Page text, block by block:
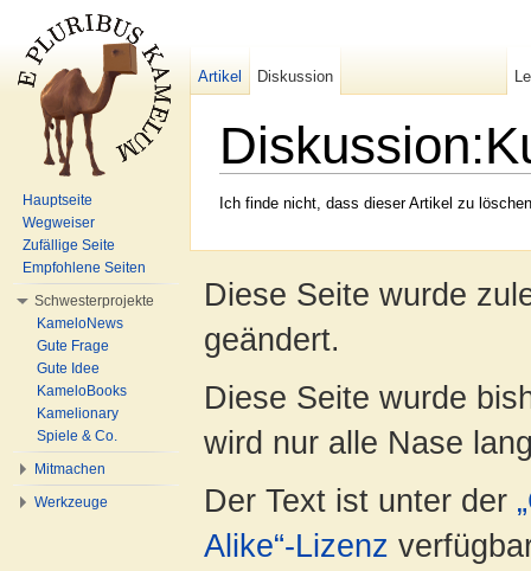
Ich finde nicht, dass dieser Artikel zu
Artikel Diskussion
Hauptseite
Wegweiser
Zufällige Seite
Empfohlene Seiten
Schwesterprojekte
KameloNews
Gute Frage
Gute Idee
KameloBooks
Kamelionary
Spiele & Co.
Mitmachen
Werkzeuge
Diese Seite wurde
geändert.
Diese Seite wurde
wird nur alle Nase
Der Text ist unter der
Alike“-Lizenz